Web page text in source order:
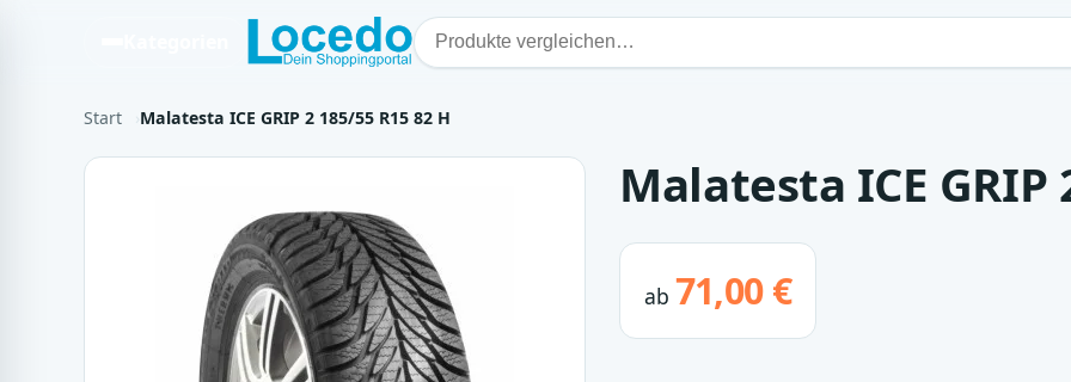
Start Malatesta ICE GRIP 2 185/55 R15 82 H
Malatesta ICE GRIP
ab 71,00 €